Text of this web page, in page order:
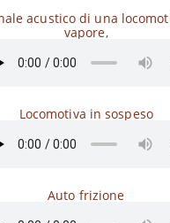
acustico di una
vapore,
Locomotiva in sospeso
Auto frizione